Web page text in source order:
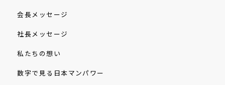
会長メッセージ
社長メッセージ
私たちの想い
数字で見る日本マンパワー